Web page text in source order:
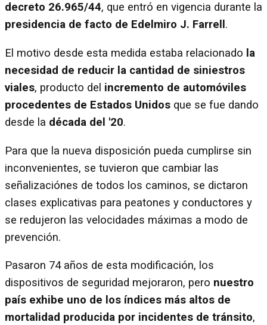
decreto 26.965/44, que entró en vigencia durante la
presidencia de facto de Edelmiro J. Farrell.
El motivo desde esta medida estaba relacionado la
necesidad de reducir la cantidad de siniestros
viales, producto del incremento de automóviles
procedentes de Estados Unidos que se fue dando
desde la década del '20.
Para que la nueva disposición pueda cumplirse sin
inconvenientes, se tuvieron que cambiar las
señalizaciónes de todos los caminos, se dictaron
clases explicativas para peatones y conductores y
se redujeron las velocidades máximas a modo de
prevención.
Pasaron 74 años de esta modificación, los
dispositivos de seguridad mejoraron, pero nuestro
país exhibe uno de los índices más altos de
mortalidad producida por incidentes de tránsito,